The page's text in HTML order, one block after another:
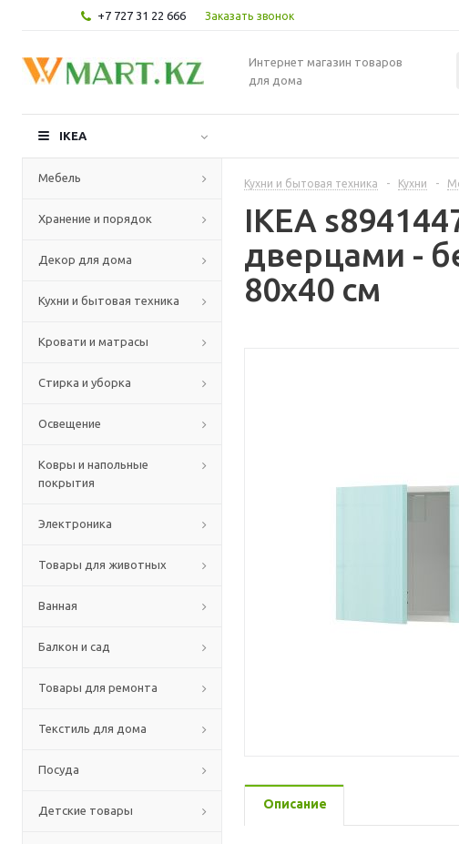
+7 727 31 22 666 Заказать звонок
Интернет магазин товаров
для дома
IKEA
Мебель
Хранение и порядок
Декор для дома
Кухни и бытовая техника
Кровати и матрасы
Стирка и уборка
Освещение
Ковры и напольные
покрытия
Электроника
Товары для животных
Ванная
Балкон и сад
Товары для ремонта
Текстиль для дома
Посуда
Детские товары
Кухни и бытовая техника - Кухни -
IKEA
дверцами -
80x40 см
Описание